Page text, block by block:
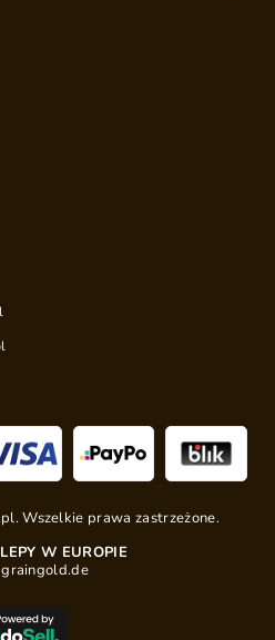
Wszelkie prawa zastrzeżone.
W EUROPIE
graingold.de